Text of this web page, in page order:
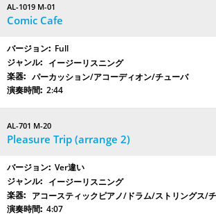
AL-1019 M-01
Comic Cafe
Full
イージーリスニング
パーカッション/アコーディオン/チューバ
2:44
AL-701 M-20
Pleasure Trip (arrange 2)
Ver違い
イージーリスニング
アコースティックピアノ/ドラム/ストリングス/
4:07